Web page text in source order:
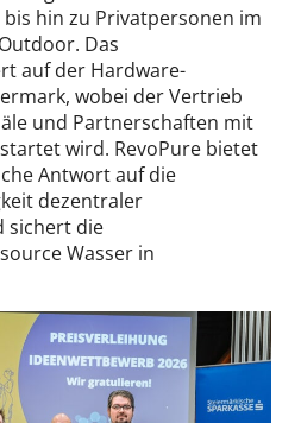
hin zu Privatpersonen im
Das
auf der Hardware-
wobei der Vertrieb
und Partnerschaften mit
wird. RevoPure bietet
Antwort auf die
dezentraler
sichert die
Wasser in